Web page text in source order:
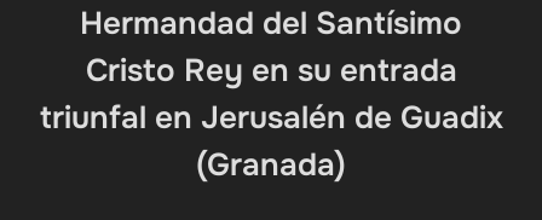
Hermandad del Santísimo
Cristo Rey en su entrada
triunfal en Jerusalén de Guadix
(Granada)